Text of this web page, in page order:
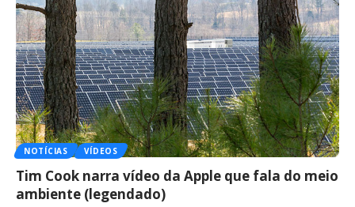
NOTÍCIAS VÍDEOS
Tim Cook narra vídeo da Apple que fala do meio
ambiente (legendado)